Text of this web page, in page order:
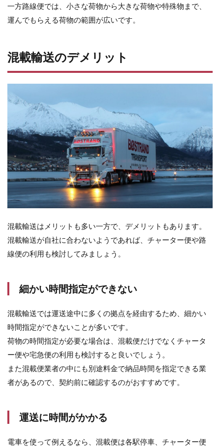
一方路線便では、小さな荷物から大きな荷物や特殊物まで、
運んでもらえる荷物の範囲が広いです。
混載輸送のデメリット
混載輸送はメリットも多い一方で、デメリットもあります。
混載輸送が自社に合わないようであれば、チャーター便や路
線便の利用も検討してみましょう。
細かい時間指定ができない
混載輸送では運送途中に多くの拠点を経由するため、細かい
時間指定ができないことが多いです。
荷物の時間指定が必要な場合は、混載便だけでなくチャータ
ー便や宅急便の利用も検討すると良いでしょう。
また混載便業者の中にも別途料金で納品時間を指定できる業
者があるので、契約前に確認するのがおすすめです。
運送に時間がかかる
電車を使って例えるなら、混載便は各駅停車、チャーター便